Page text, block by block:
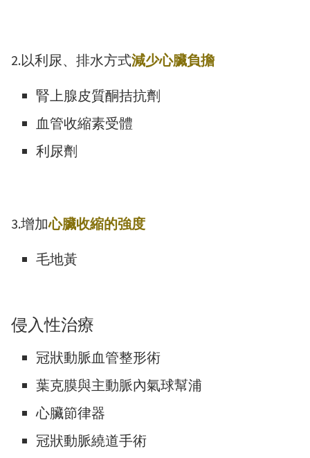
2.以利尿、排水方式減少心臟負擔
腎上腺皮質酮拮抗劑
血管收縮素受體
利尿劑
3.增加心臟收縮的強度
毛地黃
侵入性治療
冠狀動脈血管整形術
葉克膜與主動脈內氣球幫浦
心臟節律器
冠狀動脈繞道手術